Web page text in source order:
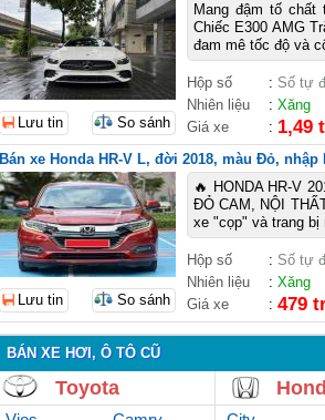
Mang đậm tố chất
Chiếc E300 AMG
đam mê tốc độ và
Hộp số : Số tự
Nhiên liệu
: Xăng
Giá xe
: 1,49
Lưu tin So sánh
Bán xe Honda HR-V L, đời 2018, màu Đỏ,
🔥 HONDA HR-V
ĐỎ CAM, NỘI
xe "cọp" và trang bị
Hộp số : Số tự
Nhiên liệu
: Xăng
Giá xe
: 479
Lưu tin So sánh
BÁN XE HƠI, Ô TÔ CŨ
Toyota